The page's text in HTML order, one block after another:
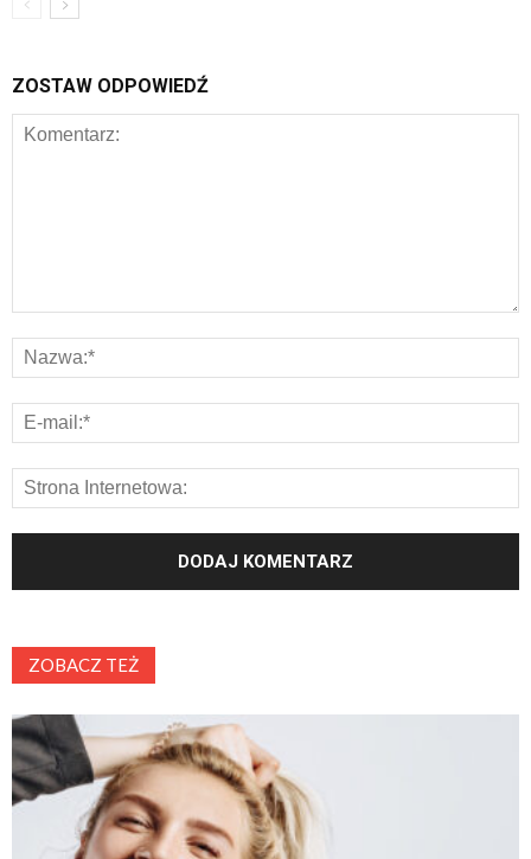
ZOSTAW ODPOWIEDŹ
ZOBACZ TEŻ